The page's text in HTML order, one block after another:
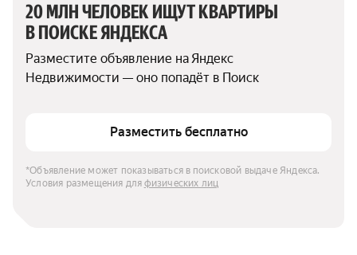
20 МЛН ЧЕЛОВЕК ИЩУТ КВАРТИРЫ
В ПОИСКЕ ЯНДЕКСА
Разместите объявление на Яндекс
Недвижимости — оно попадёт в Поиск
Разместить бесплатно
*Объявление может показываться в поисковой выдаче Яндекса.
Условия размещения для физических лиц